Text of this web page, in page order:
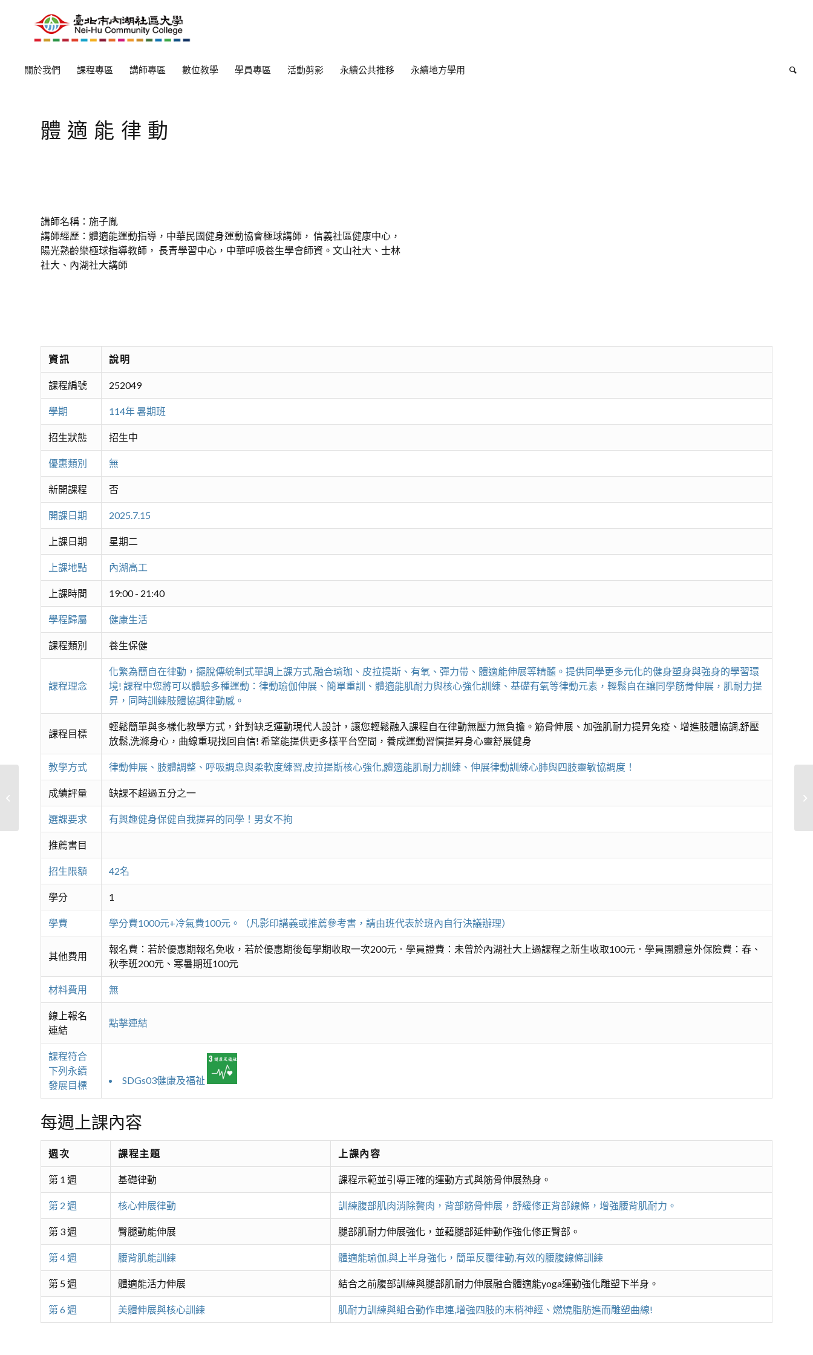
關於我們 課程專區 講師專區 數位教學 學員專區 活動剪影 永續公共推移 永續地方學用
體適能律動
講師名稱：施子胤
講師經歷：體適能運動指導，中華民國健身運動協會極球講師， 信義社區健康中心，
陽光熟齡樂極球指導教師， 長青學習中心，中華呼吸養生學會師資。文山社大、士林
社大、內湖社大講師
資訊 說明
課程編號 252049
學期 114年 暑期班
招生狀態 招生中
優惠類別 無
新開課程 否
開課日期 2025.7.15
上課日期 星期二
上課地點 內湖高工
上課時間 19:00 - 21:40
學程歸屬 健康生活
課程類別 養生保健
課程理念
化繁為簡自在律動，擺脫傳統制式單調上課方式,融合瑜珈、皮拉提斯、有氧、彈力帶、體適能伸展等精髓。提供同學更多元化的健身塑身與強身的學習環
境! 課程中您將可以體驗多種運動：律動瑜伽伸展、簡單重訓、體適能肌耐力與核心強化訓練、基礎有氧等律動元素，輕鬆自在讓同學筋骨伸展，肌耐力提
昇，同時訓練肢體協調律動感。
課程目標
輕鬆簡單與多樣化教學方式，針對缺乏運動現代人設計，讓您輕鬆融入課程自在律動無壓力無負擔。筋骨伸展、加強肌耐力提昇免疫、增進肢體協調,舒壓
放鬆,洗滌身心，曲線重現找回自信! 希望能提供更多樣平台空間，養成運動習慣提昇身心靈舒展健身
教學方式 律動伸展、肢體調整、呼吸調息與柔軟度練習,皮拉提斯核心強化,體適能肌耐力訓練、伸展律動訓練心肺與四肢靈敏協調度！
成績評量 缺課不超過五分之一
選課要求 有興趣健身保健自我提昇的同學！男女不拘
推薦書目
招生限額 42名
學分 1
學費 學分費1000元+冷氣費100元。（凡影印講義或推薦參考書，請由班代表於班內自行決議辦理）
其他費用
報名費：若於優惠期報名免收，若於優惠期後每學期收取一次200元．學員證費：未曾於內湖社大上過課程之新生收取100元．學員團體意外保險費：春、
秋季班200元、寒暑期班100元
材料費用 無
線上報名
連結
點擊連結
課程符合
下列永續
發展目標
SDGs03健康及福祉
每週上課內容
週次 課程主題 上課內容
第 1 週 基礎律動 課程示範並引導正確的運動方式與筋骨伸展熱身。
第 2 週 核心伸展律動 訓練腹部肌肉消除贅肉，背部筋骨伸展，舒緩修正背部線條，增強腰背肌耐力。
第 3 週 臀腿動能伸展 腿部肌耐力伸展強化，並藉腿部延伸動作強化修正臀部。
第 4 週 腰背肌能訓練 體適能瑜伽,與上半身強化，簡單反覆律動,有效的腰腹線條訓練
第 5 週 體適能活力伸展 結合之前腹部訓練與腿部肌耐力伸展融合體適能yoga運動強化雕塑下半身。
第 6 週 美體伸展與核心訓練 肌耐力訓練與組合動作串連,增強四肢的末梢神經、燃燒脂肪進而雕塑曲線!
舞動有氧瑜珈提斯